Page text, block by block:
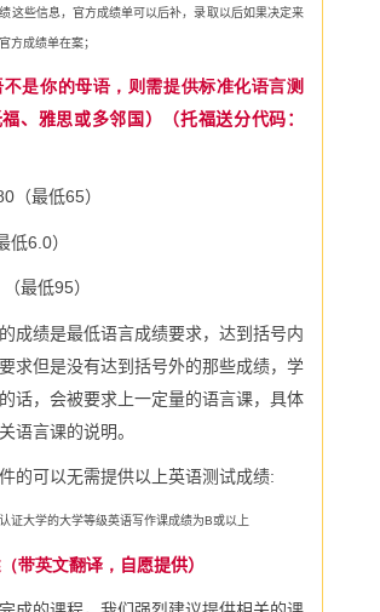
这些信息，官方成绩单可以后补，录取以后如果决定来
方成绩单在案；
是你的母语，则需提供标准化语言测
福、雅思或多邻国）（托福送分代码：
（最低65）
低6.0）
（最低95）
成绩是最低语言成绩要求，达到括号内
求但是没有达到括号外的那些成绩，学
话，会被要求上一定量的语言课，具体
语言课的说明。
的可以无需提供以上英语测试成绩:
证大学的大学等级英语写作课成绩为B或以上
带英文翻译， 自愿提供）